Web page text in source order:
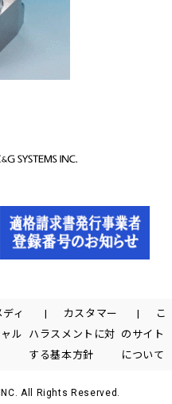
ィ
ル
カスタマー
ハラスメントに対
する基本方針
こ
のサイト
について
All Rights Reserved.